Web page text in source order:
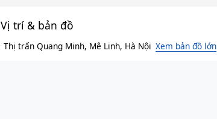
Vị trí & bản đồ
Thị trấn Quang Minh, Mê Linh, Hà Nội Xem bản đồ lớn